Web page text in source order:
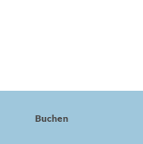
Buchen
des